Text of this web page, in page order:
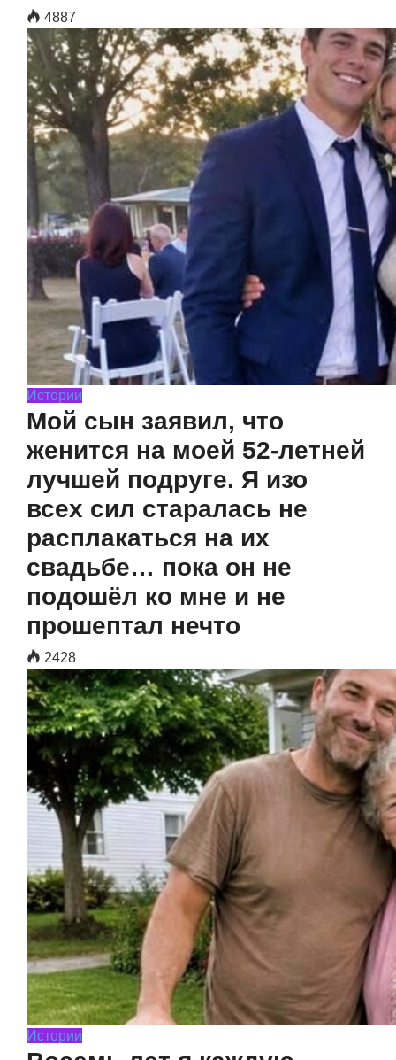
4887
Истории
Мой сын заявил, что
женится на моей 52-летней
лучшей подруге. Я изо
всех сил старалась не
расплакаться на их
свадьбе… пока он не
подошёл ко мне и не
прошептал нечто
2428
Истории